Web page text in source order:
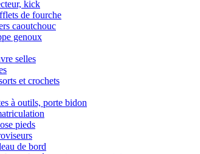
kick
de fourche
caoutchouc
genoux
selles
et crochets
à outils, porte bidon
pieds
de bord